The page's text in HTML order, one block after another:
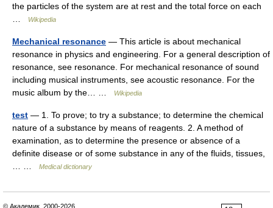
the particles of the system are at rest and the total force on each
Wikipedia
Mechanical resonance — This article is about mechanical
resonance in physics and engineering. For a general description of
resonance, see resonance. For mechanical resonance of sound
including musical instruments, see acoustic resonance. For the
music album by the… …
Wikipedia
test — 1. To prove; to try a substance; to determine the chemical
nature of a substance by means of reagents. 2. A method of
examination, as to determine the presence or absence of a
definite disease or of some substance in any of the fluids, tissues,
Medical dictionary
© Академик, 2000-2026